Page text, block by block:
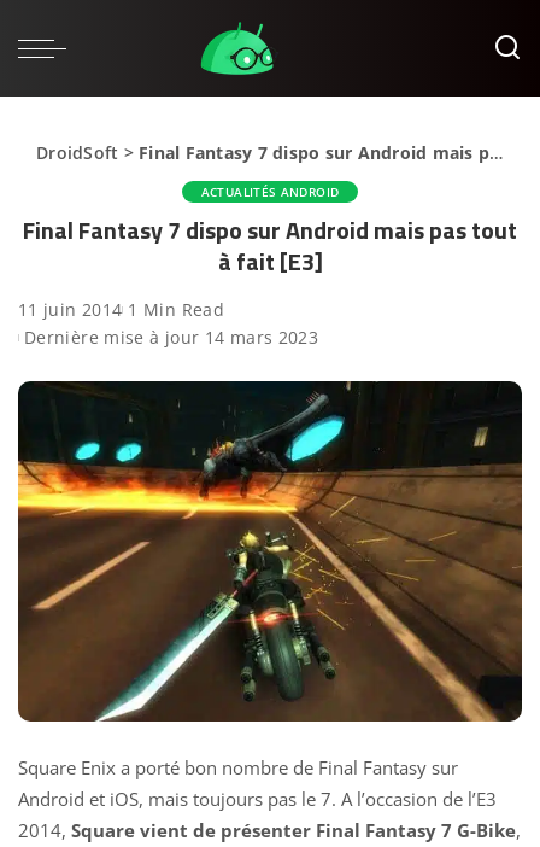
DroidSoft > Final Fantasy 7 dispo sur Android mais pas tout à fait [E3]
ACTUALITÉS ANDROID
Final Fantasy 7 dispo sur Android mais pas tout
à fait [E3]
11 juin 2014 1 Min Read
Dernière mise à jour 14 mars 2023
Square Enix a porté bon nombre de Final Fantasy sur
Android et iOS, mais toujours pas le 7. A l’occasion de l’E3
2014, Square vient de présenter Final Fantasy 7 G-Bike,